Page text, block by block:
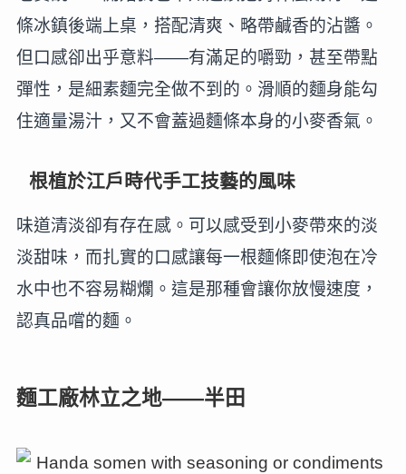
條冰鎮後端上桌，搭配清爽、略帶鹹香的沾醬。
但口感卻出乎意料——有滿足的嚼勁，甚至帶點
彈性，是細素麵完全做不到的。滑順的麵身能勾
住適量湯汁，又不會蓋過麵條本身的小麥香氣。
根植於江戶時代手工技藝的風味
味道清淡卻有存在感。可以感受到小麥帶來的淡
淡甜味，而扎實的口感讓每一根麵條即使泡在冷
水中也不容易糊爛。這是那種會讓你放慢速度，
認真品嚐的麵。
麵工廠林立之地——半田